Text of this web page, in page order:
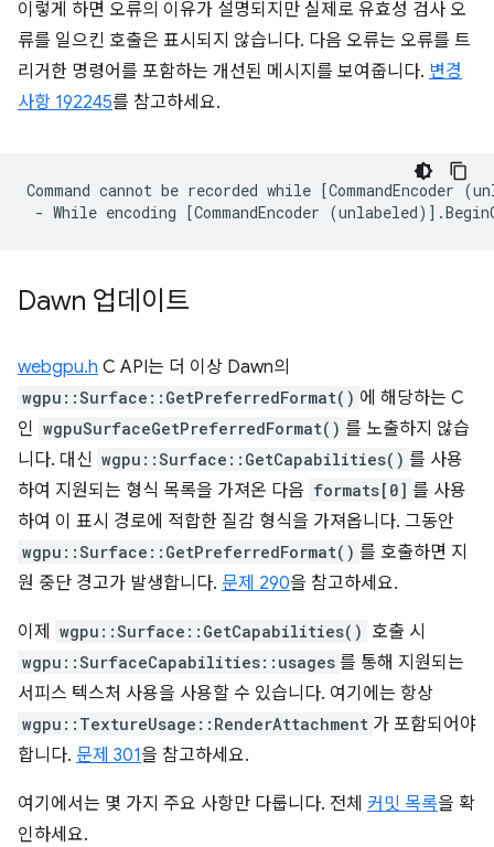
이렇게 하면 오류의 이유가 설명되지만 실제로 유효성 검사 오
류를 일으킨 호출은 표시되지 않습니다. 다음 오류는 오류를 트
리거한 명령어를 포함하는 개선된 메시지를 보여줍니다. 변경
사항 192245를 참고하세요.
Command cannot be recorded while
Dawn 업데이트
webgpu.h C API는 더 이상 Dawn의
wgpu::Surface::GetPreferredFormat() 에 해당하는 C
인 wgpuSurfaceGetPreferredFormat() 를 노출하지 않습
니다. 대신 wgpu::Surface::GetCapabilities() 를 사용
하여 지원되는 형식 목록을 가져온 다음 formats[0] 를 사용
하여 이 표시 경로에 적합한 질감 형식을 가져옵니다. 그동안
wgpu::Surface::GetPreferredFormat() 를 호출하면 지
원 중단 경고가 발생합니다. 문제 290을 참고하세요.
이제 wgpu::Surface::GetCapabilities() 호출 시
wgpu::SurfaceCapabilities::usages 를 통해 지원되는
서피스 텍스처 사용을 사용할 수 있습니다. 여기에는 항상
wgpu::TextureUsage::RenderAttachment 가 포함되어야
합니다. 문제 301을 참고하세요.
여기에서는 몇 가지 주요 사항만 다룹니다. 전체 커밋 목록을 확
인하세요.